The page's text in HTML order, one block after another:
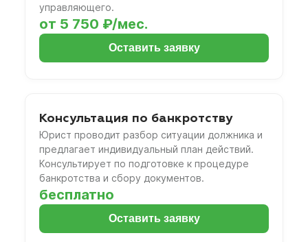
управляющего.
от 5 750 ₽/мес.
Оставить заявку
Консультация по банкротству
Юрист проводит разбор ситуации должника и
предлагает индивидуальный план действий.
Консультирует по подготовке к процедуре
банкротства и сбору документов.
бесплатно
Оставить заявку